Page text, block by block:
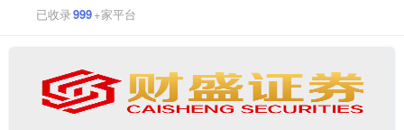
已收录999+家平台